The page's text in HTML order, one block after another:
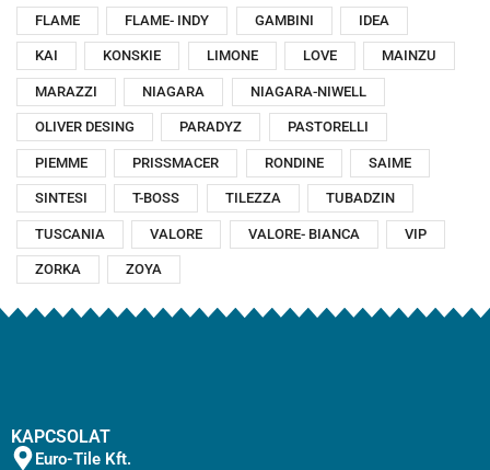
QUARTO
RAJA 1
SLIM 1
SONJA
TREND
TRENTO
ZENNA
ZOLA
Kádak
Kádparaván
Mozaik
FLAME FLAME- INDY GAMBINI IDEA
KAI KONSKIE LIMONE LOVE MAINZU
MARAZZI NIAGARA NIAGARA-NIWELL
OLIVER DESING PARADYZ PASTORELLI
PIEMME PRISSMACER RONDINE SAIME
SINTESI T-BOSS TILEZZA TUBADZIN
TUSCANIA VALORE VALORE- BIANCA VIP
ZORKA ZOYA
KAPCSOLAT
Euro-Tile Kft.